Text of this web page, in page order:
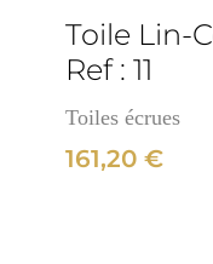
Toile Lin-
Ref : 11
Toiles écrues
161,20 €